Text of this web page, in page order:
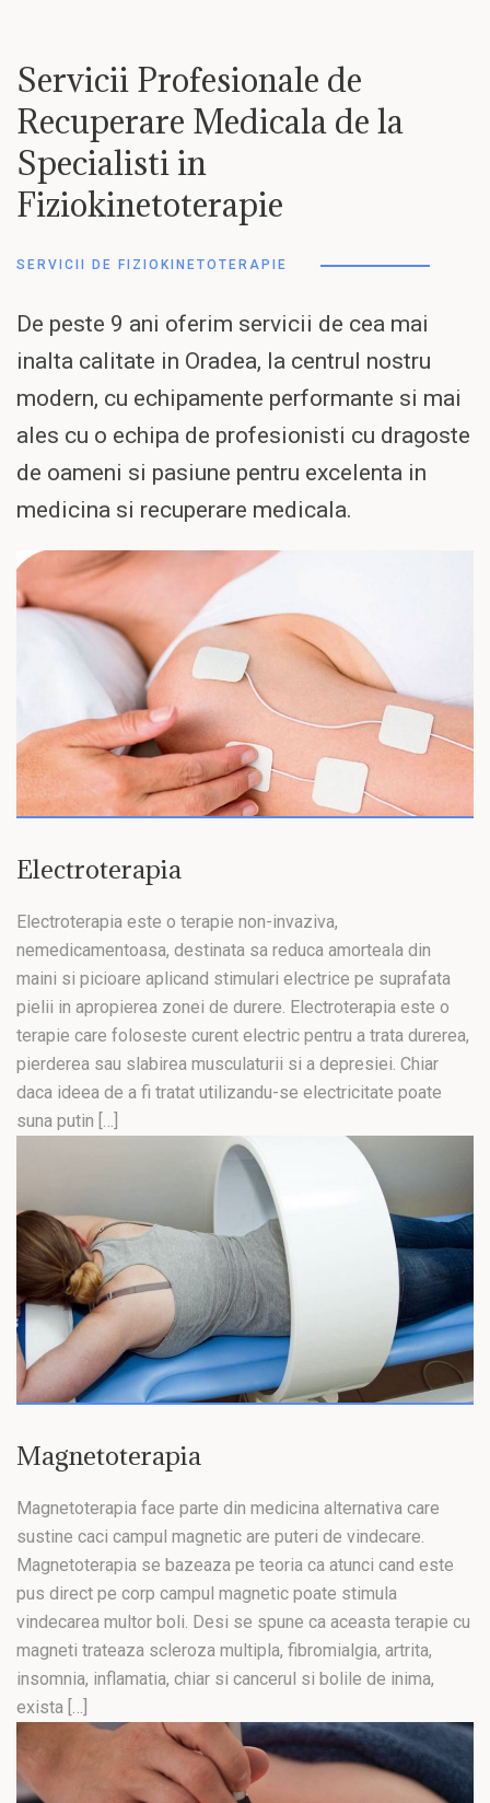
Servicii Profesionale de
Recuperare Medicala de la
Specialisti in
Fiziokinetoterapie
SERVICII DE FIZIOKINETOTERAPIE
De peste 9 ani oferim servicii de cea mai
inalta calitate in Oradea, la centrul nostru
modern, cu echipamente performante si mai
ales cu o echipa de profesionisti cu dragoste
de oameni si pasiune pentru excelenta in
medicina si recuperare medicala.
Electroterapia
Electroterapia este o terapie non-invaziva,
nemedicamentoasa, destinata sa reduca amorteala din
maini si picioare aplicand stimulari electrice pe suprafata
pielii in apropierea zonei de durere. Electroterapia este o
terapie care foloseste curent electric pentru a trata durerea,
pierderea sau slabirea musculaturii si a depresiei. Chiar
daca ideea de a fi tratat utilizandu-se electricitate poate
suna putin […]
Magnetoterapia
Magnetoterapia face parte din medicina alternativa care
sustine caci campul magnetic are puteri de vindecare.
Magnetoterapia se bazeaza pe teoria ca atunci cand este
pus direct pe corp campul magnetic poate stimula
vindecarea multor boli. Desi se spune ca aceasta terapie cu
magneti trateaza scleroza multipla, fibromialgia, artrita,
insomnia, inflamatia, chiar si cancerul si bolile de inima,
exista […]